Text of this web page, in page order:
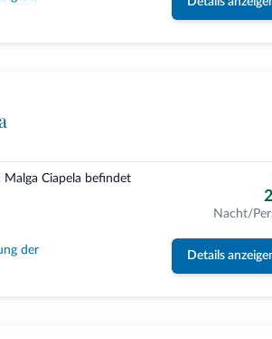
Ciapela befindet
Nacht/
der
Details